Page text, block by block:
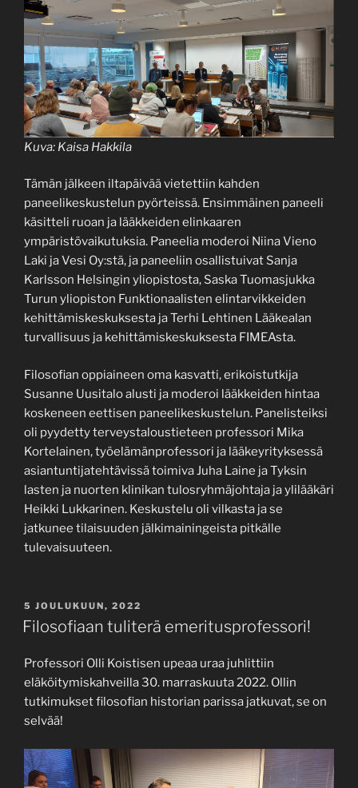
Kuva: Kaisa Hakkila
Tämän jälkeen iltapäivää vietettiin kahden
paneelikeskustelun pyörteissä. Ensimmäinen paneeli
käsitteli ruoan ja lääkkeiden elinkaaren
ympäristövaikutuksia. Paneelia moderoi Niina Vieno
Laki ja Vesi Oy:stä, ja paneeliin osallistuivat Sanja
Karlsson Helsingin yliopistosta, Saska Tuomasjukka
Turun yliopiston Funktionaalisten elintarvikkeiden
kehittämiskeskuksesta ja Terhi Lehtinen Lääkealan
turvallisuus ja kehittämiskeskuksesta FIMEAsta.
Filosofian oppiaineen oma kasvatti, erikoistutkija
Susanne Uusitalo alusti ja moderoi lääkkeiden hintaa
koskeneen eettisen paneelikeskustelun. Panelisteiksi
oli pyydetty terveystaloustieteen professori Mika
Kortelainen, työelämänprofessori ja lääkeyrityksessä
asiantuntijatehtävissä toimiva Juha Laine ja Tyksin
lasten ja nuorten klinikan tulosryhmäjohtaja ja ylilääkäri
Heikki Lukkarinen. Keskustelu oli vilkasta ja se
jatkunee tilaisuuden jälkimainingeista pitkälle
tulevaisuuteen.
JULKAISTU
5 JOULUKUUN, 2022
Filosofiaan tuliterä emeritusprofessori!
Professori Olli Koistisen upeaa uraa juhlittiin
eläköitymiskahveilla 30. marraskuuta 2022. Ollin
tutkimukset filosofian historian parissa jatkuvat, se on
selvää!